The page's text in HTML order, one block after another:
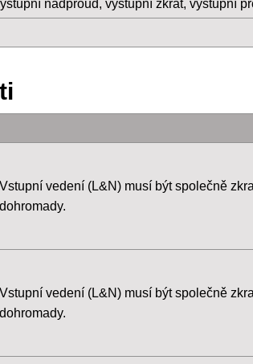
nadproud, výstupní zkrat, výstupní
Vstupní vedení (L&N) musí být společně
dohromady.
Vstupní vedení (L&N) musí být společně
dohromady.